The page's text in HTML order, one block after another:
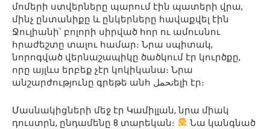
մոմերի ստվերները պարում էին պատերի վրա,
մինչ ընտանիքը և ընկերները հավաքվել էին
Ջուլիանի՝ բոլորի սիրված հոր ու ամուսնու
հրաժեշտը տալու համար։ Նրա սպիտակ,
նորոգված վերնաշապիկը ծածկում էր կուրծքը,
որը այլևս երբեք չէր կոկիկանա։ Նրա
անշարժությունը գրեթե անհ تحملելի էր։
Մասնակիցների մեջ էր Կամիլլան, նրա միակ
դուստրն, ընդամենը 8 տարեկան։
Նա կանգնած